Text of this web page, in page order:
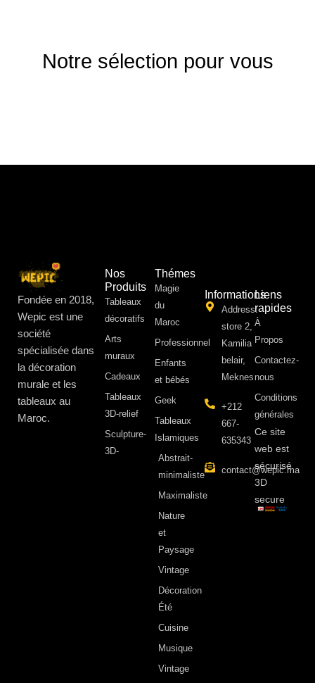
Notre sélection pour vous
Fondée en 2018,
Wepic est une
société
spécialisée dans
la décoration
murale et les
tableaux au
Maroc.
Nos
Produits
Tableaux
décoratifs
Arts
muraux
Cadeaux
Tableaux
3D-relief
Sculpture-
3D-
Thémes
Magie
du
Maroc
Professionnel
Enfants
et bébés
Geek
Tableaux
Islamiques
Abstrait-
minimaliste
Maximaliste
Nature
et
Paysage
Vintage
Décoration
Été
Cuisine
Musique
Vintage
Informations
Address:
store 2,
Kamilia
belair,
Meknes
+212
667-
635343
contact@wepic.ma
Liens
rapides
À
Propos ​
Contactez-
nous
Conditions
générales
Ce site
web est
sécurisé
3D
secure